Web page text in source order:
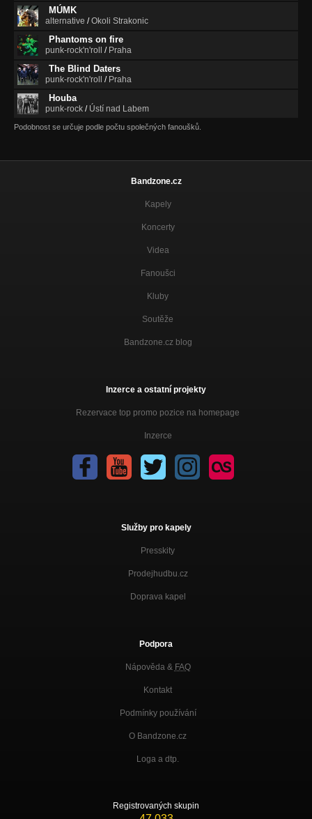
MÚMK
alternative /Okoli Strakonic
Phantoms on fire
punk-rock'n'roll / Praha
The Blind Daters
punk-rock'n'roll / Praha
Houba
punk-rock / Ústí nad Labem
Podobnost se určuje podle počtu společných fanoušků.
Bandzone.cz
Kapely
Koncerty
Videa
Fanoušci
Kluby
Soutěže
Bandzone.cz blog
Inzerce a ostatní projekty
Rezervace top promo pozice na homepage
Inzerce
Služby pro kapely
Presskity
Prodejhudbu.cz
Doprava kapel
Podpora
Nápověda & FAQ
Kontakt
Podmínky používání
O Bandzone.cz
Loga a dtp.
Registrovaných skupin